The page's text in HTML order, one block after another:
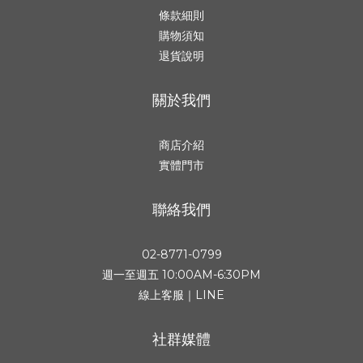
條款細則
購物須知
退貨說明
關於我們
商店介紹
實體門市
聯絡我們
02-8771-0799
週一至週五 10:00AM-6:30PM
線上客服｜LINE
社群媒體